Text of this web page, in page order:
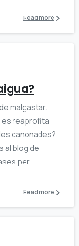
Read more
malgastar.
es reaprofita
canonades?
al blog de
per...
Read more